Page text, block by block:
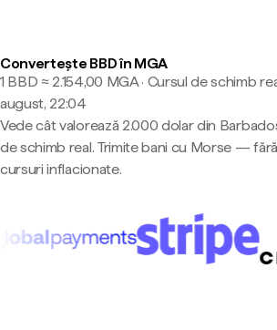
Convertește BBD în MGA
1 BBD ≈ 2.154,00 MGA · Cursul de schimb
august, 22:04
Vede cât valorează 2.000 dolar din
de schimb real. Trimite bani cu Morse —
cursuri inflacionate.